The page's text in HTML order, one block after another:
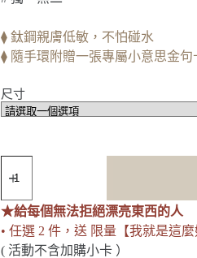
⧫ 鈦鋼親膚低敏，不怕碰水
⧫ 隨手環附贈一張專屬小意思金句
尺寸
一
無
二
｜
星
★給每個無法拒絕漂亮東西的人
• 任選 2 件，送 限量【我就是這
( 活動不含加購小卡 ）